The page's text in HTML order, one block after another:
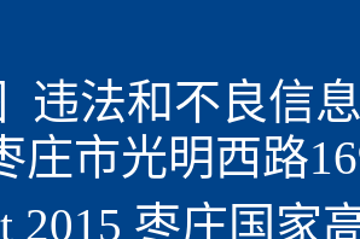
违法和不良信
庄市光明西路
2015 枣庄国家